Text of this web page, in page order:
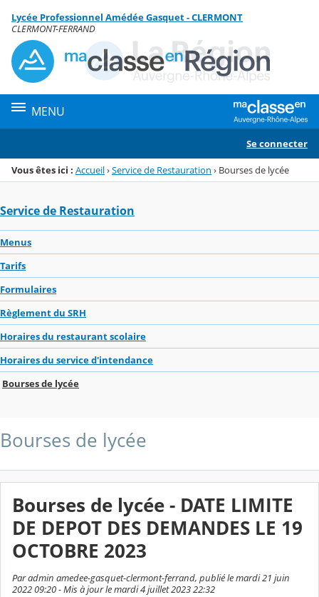
Menu de la rubrique
Contenu
Lycée Professionnel Amédée Gasquet - CLERMONT
CLERMONT-FERRAND
MENU
Se connecter
Vous êtes ici : Accueil›Service de Restauration › Bourses de lycée
Service de Restauration
Menus
Tarifs
Formulaires
Règlement du SRH
Horaires du restaurant scolaire
Horaires du service d'intendance
Bourses de lycée
Bourses de lycée
Bourses de lycée - DATE LIMITE
DE DEPOT DES DEMANDES LE 19
OCTOBRE 2023
Par admin amedee-gasquet-clermont-ferrand, publié le mardi 21 juin
2022 09:20 - Mis à jour le mardi 4 juillet 2023 22:32